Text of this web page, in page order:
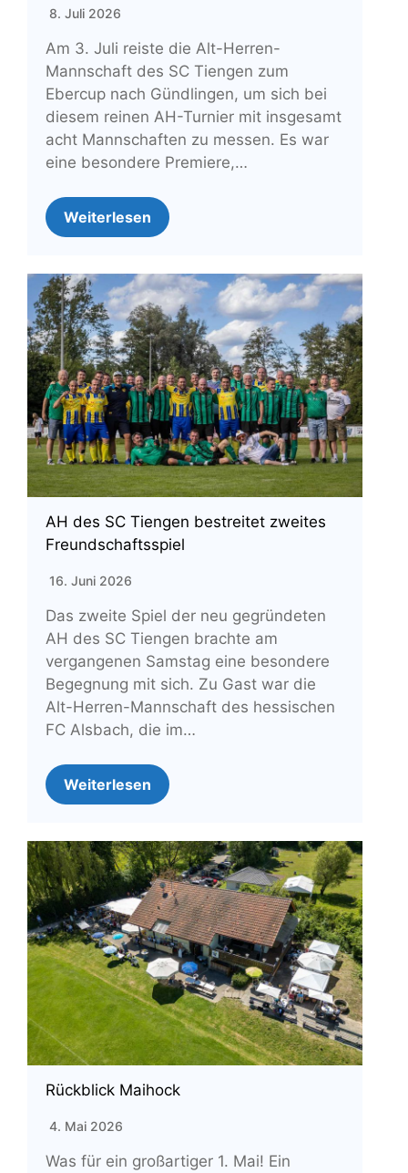
8. Juli 2026
Am 3. Juli reiste die Alt-Herren-
Mannschaft des SC Tiengen zum
Ebercup nach Gündlingen, um sich bei
diesem reinen AH-Turnier mit insgesamt
acht Mannschaften zu messen. Es war
eine besondere Premiere,…
Weiterlesen
AH des SC Tiengen bestreitet zweites
Freundschaftsspiel
16. Juni 2026
Das zweite Spiel der neu gegründeten
AH des SC Tiengen brachte am
vergangenen Samstag eine besondere
Begegnung mit sich. Zu Gast war die
Alt-Herren-Mannschaft des hessischen
FC Alsbach, die im…
Weiterlesen
Rückblick Maihock
4. Mai 2026
Was für ein großartiger 1. Mai! Ein